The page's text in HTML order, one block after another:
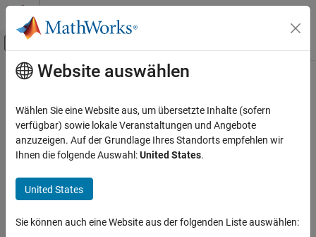
Weiter zum Inhalt
Umschaltung für Off-Canvas-
Startseite der Dokumentation
FPGA, ASIC, and SoC Development
Hauptinhalt
How useful was this information?
Website auswählen
Wählen Sie eine Website aus, um übersetzte Inhalte (sofern
verfügbar) sowie lokale Veranstaltungen und Angebote
anzuzeigen. Auf der Grundlage Ihres Standorts empfehlen wir
Ihnen die folgende Auswahl:United States.
United States
Sie können auch eine Website aus der folgenden Liste auswählen: